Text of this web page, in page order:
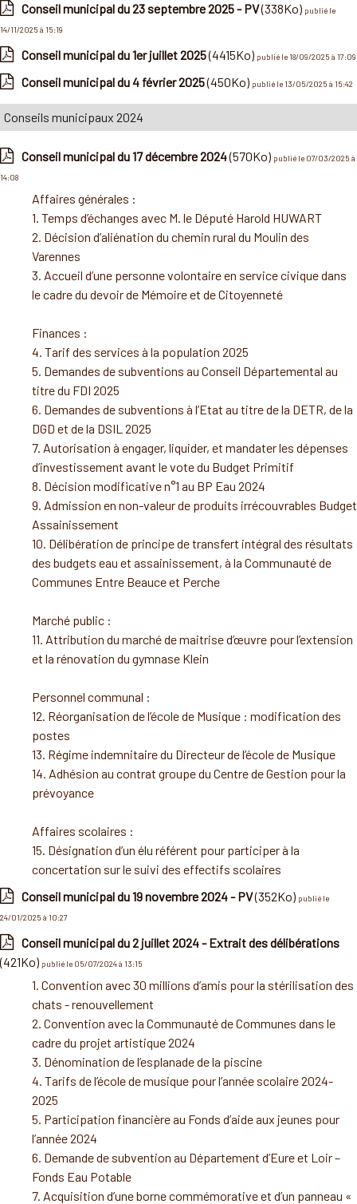
Conseil municipal du 23 septembre 2025 - PV(338Ko) publié le
14/11/2025 à 15:19
Conseil municipal du 1er juillet 2025(4415Ko) publié le 18/09/2025 à 17:09
Conseil municipal du 4 février 2025(450Ko) publié le 13/05/2025 à 15:42
Conseils municipaux 2024
Conseil municipal du 17 décembre 2024(570Ko) publié le 07/03/2025 à
14:08
Affaires générales :
1. Temps d’échanges avec M. le Député Harold HUWART
2. Décision d’aliénation du chemin rural du Moulin des
Varennes
3. Accueil d’une personne volontaire en service civique dans
le cadre du devoir de Mémoire et de Citoyenneté
Finances :
4. Tarif des services à la population 2025
5. Demandes de subventions au Conseil Départemental au
titre du FDI 2025
6. Demandes de subventions à l’Etat au titre de la DETR, de la
DGD et de la DSIL 2025
7. Autorisation à engager, liquider, et mandater les dépenses
d’investissement avant le vote du Budget Primitif
8. Décision modificative n°1 au BP Eau 2024
9. Admission en non-valeur de produits irrécouvrables Budget
Assainissement
10. Délibération de principe de transfert intégral des résultats
des budgets eau et assainissement, à la Communauté de
Communes Entre Beauce et Perche
Marché public :
11. Attribution du marché de maitrise d’œuvre pour l’extension
et la rénovation du gymnase Klein
Personnel communal :
12. Réorganisation de l’école de Musique : modification des
postes
13. Régime indemnitaire du Directeur de l’école de Musique
14. Adhésion au contrat groupe du Centre de Gestion pour la
prévoyance
Affaires scolaires :
15. Désignation d’un élu référent pour participer à la
concertation sur le suivi des effectifs scolaires
Conseil municipal du 19 novembre 2024 - PV(352Ko) publié le
24/01/2025 à 10:27
Conseil municipal du 2 juillet 2024 - Extrait des délibérations
(421Ko) publié le 05/07/2024 à 13:15
1. Convention avec 30 millions d’amis pour la stérilisation des
chats - renouvellement
2. Convention avec la Communauté de Communes dans le
cadre du projet artistique 2024
3. Dénomination de l’esplanade de la piscine
4. Tarifs de l’école de musique pour l’année scolaire 2024-
2025
5. Participation financière au Fonds d’aide aux jeunes pour
l’année 2024
6. Demande de subvention au Département d’Eure et Loir –
Fonds Eau Potable
7. Acquisition d’une borne commémorative et d’un panneau «